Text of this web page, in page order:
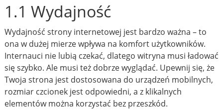
1.1 Wydajność
Wydajność strony internetowej jest bardzo ważna – to
ona w dużej mierze wpływa na komfort użytkowników.
Internauci nie lubią czekać, dlatego witryna musi ładować
się szybko. Ale musi też dobrze wyglądać. Upewnij się, że
Twoja strona jest dostosowana do urządzeń mobilnych,
rozmiar czcionek jest odpowiedni, a z klikalnych
elementów można korzystać bez przeszkód.